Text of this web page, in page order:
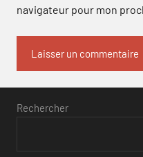
navigateur pour mon
Rechercher